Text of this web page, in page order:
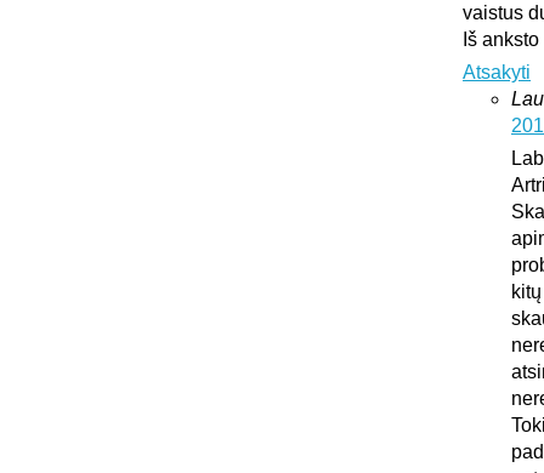
vaistus
Iš
Atsakyti